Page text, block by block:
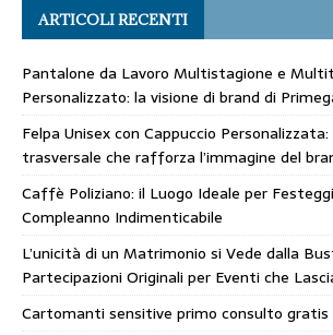
ARTICOLI RECENTI
Pantalone da Lavoro Multistagione e
Personalizzato: la visione di brand di
Felpa Unisex con Cappuccio
trasversale che rafforza l’immagine del
Caffè Poliziano: il Luogo Ideale per
Compleanno Indimenticabile
L’unicità di un Matrimonio si Vede dalla
Partecipazioni Originali per Eventi che
Cartomanti sensitive primo consulto gratis